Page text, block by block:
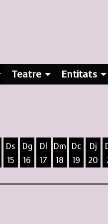
Teatre Entitats
Ds
15
Dg
16
Dl
17
Dm
18
Dc
19
Dj
20